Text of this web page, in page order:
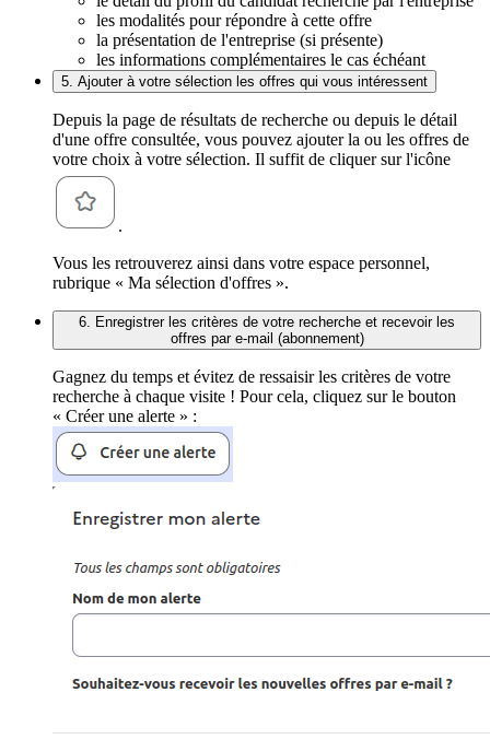
les modalités pour répondre à cette offre
la présentation de l'entreprise (si présente)
les informations complémentaires le cas échéant
5. Ajouter à votre sélection les offres qui vous intéressent
Depuis la page de résultats de recherche ou depuis le détail
d'une offre consultée, vous pouvez ajouter la ou les offres de
votre choix à votre sélection. Il suffit de cliquer sur l'icône
.
Vous les retrouverez ainsi dans votre espace personnel,
rubrique « Ma sélection d'offres ».
6. Enregistrer les critères de votre recherche et recevoir les
offres par e-mail (abonnement)
Gagnez du temps et évitez de ressaisir les critères de votre
recherche à chaque visite ! Pour cela, cliquez sur le bouton
« Créer une alerte » :